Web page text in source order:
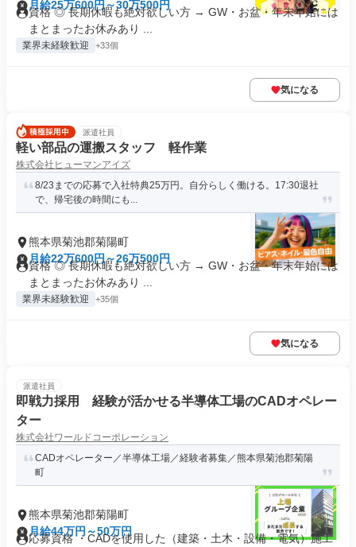
月給25万600円～30万500円
資格 ◎ 長期休暇も絶対欲しい方 → GW・お盆・年末年始には
まとまったお休みあり ...
業界未経験歓迎 +33個
気になる
派遣社員
軽い部品の運搬スタッフ 軽作業
株式会社ヒューマンアイズ
8/23までの応募で入社特典25万円。自分らしく働ける。17:30退社
で、帰宅後の時間にも...
熊本県菊池郡菊陽町
月給22万600円～26万500円
資格 ◎ 長期休暇も絶対欲しい方 → GW・お盆・年末年始には
まとまったお休みあり ...
業界未経験歓迎 +35個
気になる
派遣社員
即戦力採用 経験が活かせる半導体工場のCADオペレー
ター
株式会社ワールドコーポレーション
CADオペレーター／半導体工場／経験者募集／熊本県菊池郡菊陽
町
熊本県菊池郡菊陽町
月給44万円～50万円
応募資格 ・CADを使用した（建築・土木・設備・電気）施工